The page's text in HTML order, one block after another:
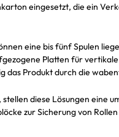
eingesetzt, die ein
eine bis fünf Spulen
Platten für
Produkt durch die
diese Lösungen
zur Sicherung von